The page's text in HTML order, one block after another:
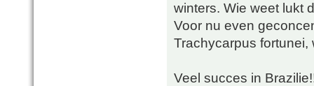
winters. Wie weet lukt
Voor nu even
Trachycarpus
Veel succes in